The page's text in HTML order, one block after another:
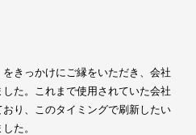
きっかけにご縁をいただき、会社
た。これまで使用されていた会社
り、このタイミングで刷新したい
た。